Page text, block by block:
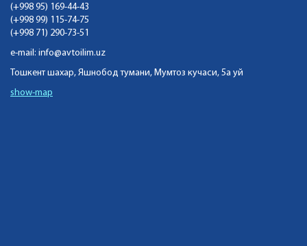
(+998 95) 169-44-43
(+998 99) 115-74-75
(+998 71) 290-73-51
e-mail: info@avtoilim.uz
Тошкент шахар, Яшнобод тумани, Мумтоз кучаси, 5а уй
show-map